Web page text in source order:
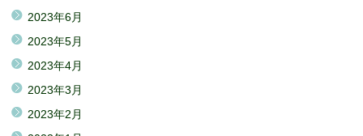
2023年6月
2023年5月
2023年4月
2023年3月
2023年2月